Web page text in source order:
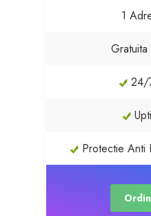
Licente WHMSonic
Licente cPanel WHM /
1
Gratuita
24/
Protectie Anti